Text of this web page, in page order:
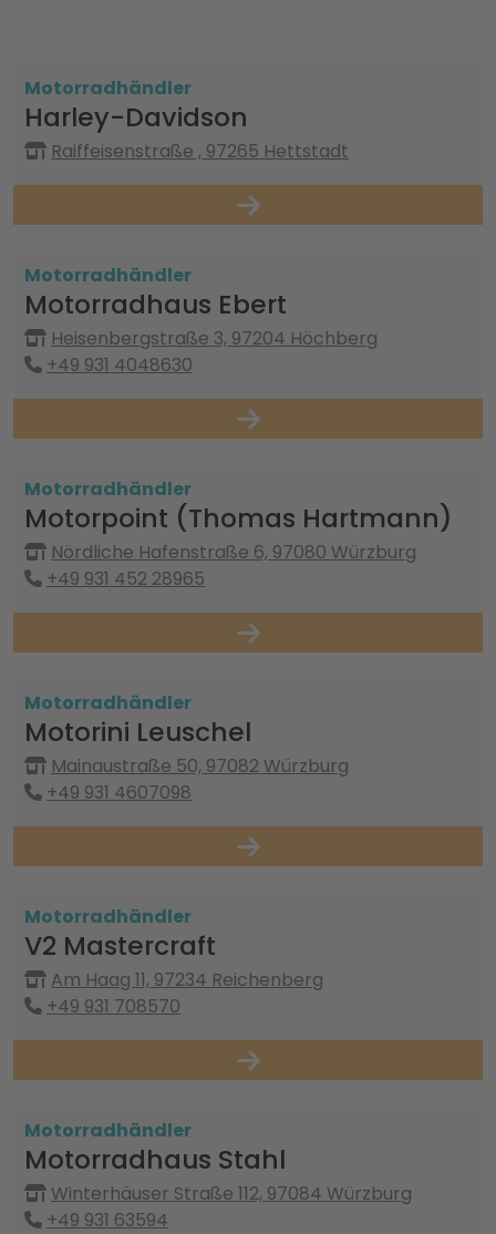
Motorradhändler
Harley-Davidson
Raiffeisenstraße , 97265 Hettstadt
Motorradhändler
Motorradhaus Ebert
Heisenbergstraße 3, 97204 Höchberg
+49 931 4048630
Motorradhändler
Motorpoint (Thomas Hartmann)
Nördliche Hafenstraße 6, 97080 Würzburg
+49 931 452 28965
Motorradhändler
Motorini Leuschel
Mainaustraße 50, 97082 Würzburg
+49 931 4607098
Motorradhändler
V2 Mastercraft
Am Haag 11, 97234 Reichenberg
+49 931 708570
Motorradhändler
Motorradhaus Stahl
Winterhäuser Straße 112, 97084 Würzburg
+49 931 63594